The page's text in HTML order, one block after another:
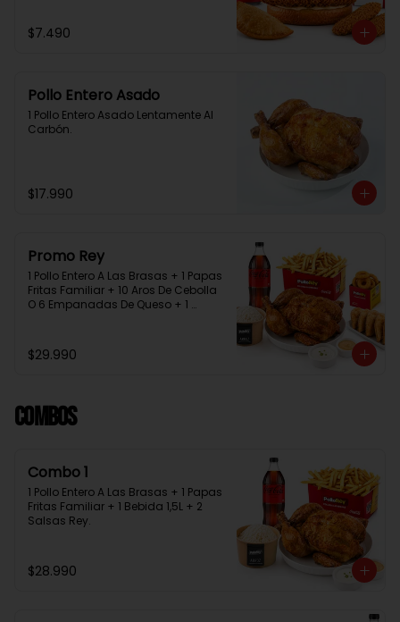
$7.490
Pollo Entero Asado
1 Pollo Entero Asado Lentamente Al
Carbón.
$17.990
Promo Rey
1 Pollo Entero A Las Brasas + 1 Papas
Fritas Familiar + 10 Aros De Cebolla
O 6 Empanadas De Queso + 1
$29.990
Combos
Combo 1
1 Pollo Entero A Las Brasas + 1 Papas
Fritas Familiar + 1 Bebida 1,5L + 2
Salsas Rey.
$28.990